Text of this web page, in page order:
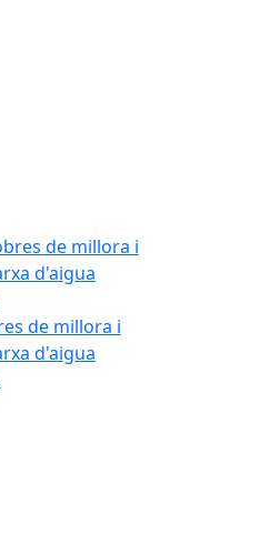
de millora i renovació de la
de millora i
d'aigua